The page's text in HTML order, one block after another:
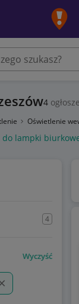
4
Oświetlenie
do lampki
4
Wyczyść